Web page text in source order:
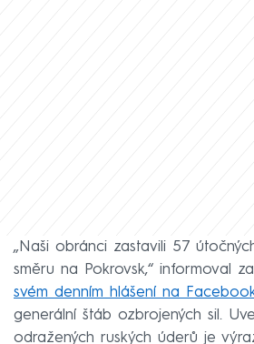
„Naši obránci zastavili 57
směru na Pokrovsk,“ informoval
svém denním hlášení na
generální štáb ozbrojených sil.
odražených ruských úderů je